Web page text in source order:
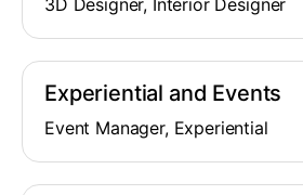
3D Designer, Interior Designer
Experiential and Events
Event Manager, Experiential